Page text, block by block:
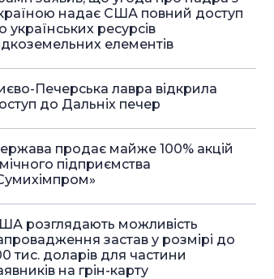
надає США повний доступ
українських ресурсів
елементів
Печерська лавра відкрила
до Дальніх печер
продає майже 100% акцій
підприємства
розглядають можливість
застав у розмірі до
тис. доларів для частини
на грін-карту